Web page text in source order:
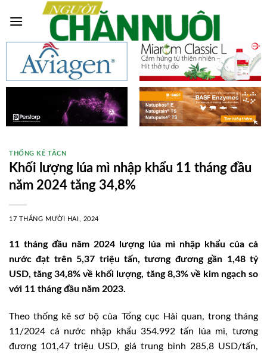
THỐNG KÊ TĂCN
Khối lượng lúa mì nhập khẩu 11 tháng đầu
năm 2024 tăng 34,8%
17 THÁNG MƯỜI HAI, 2024
11 tháng đầu năm 2024 lượng lúa mì nhập khẩu của cả
nước đạt trên 5,37 triệu tấn, tương đương gần 1,48 tỷ
USD, tăng 34,8% về khối lượng, tăng 8,3% về kim ngạch so
với 11 tháng đầu năm 2023.
Theo thống kê sơ bộ của Tổng cục Hải quan, trong tháng
11/2024 cả nước nhập khẩu 354.992 tấn lúa mì, tương
đương 101,47 triệu USD, giá trung bình 285,8 USD/tấn,